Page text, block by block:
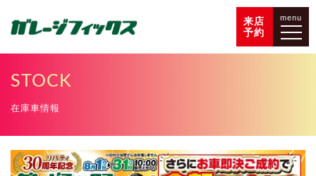
来店
予約
menu
STOCK
在庫車情報